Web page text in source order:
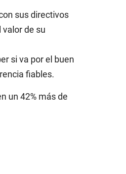
sus directivos
de su
si va por el buen
fiables.
un 42% más de